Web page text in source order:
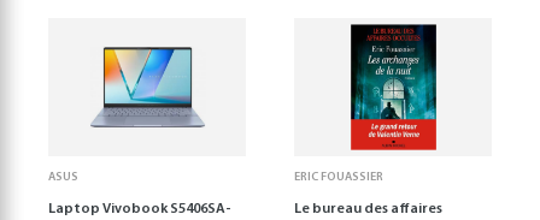
ASUS
Laptop Vivobook S5406SA-
ERIC FOUASSIER
Le bureau des affaires